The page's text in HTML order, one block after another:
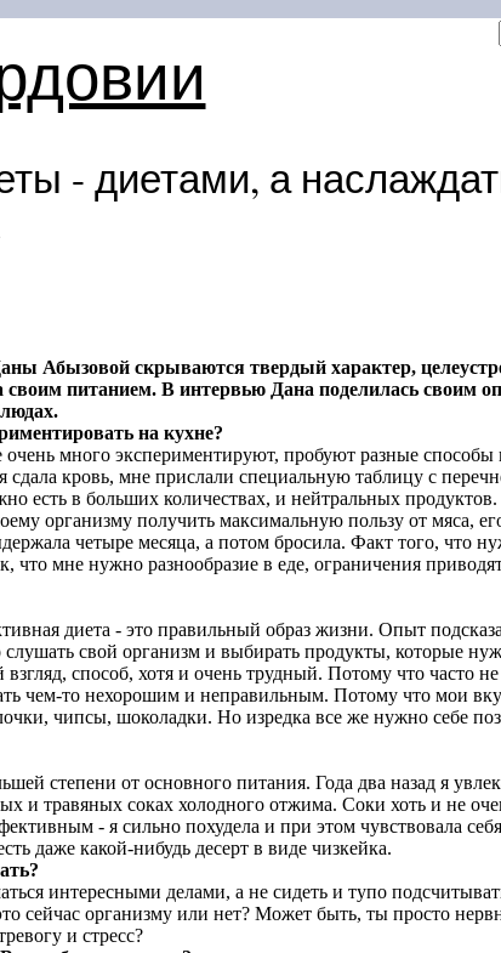
- диетами, а
Абызовой скрываются твердый характер,
своим питанием. В интервью Дана поделилась своим
на кухне?
много экспериментируют, пробуют разные
сдала кровь, мне прислали специальную таблицу с
есть в больших количествах, и нейтральных
организму получить максимальную пользу от мяса,
четыре месяца, а потом бросила. Факт того, что
что мне нужно разнообразие в еде, ограничения
диета - это правильный образ жизни. Опыт
свой организм и выбирать продукты, которые
способ, хотя и очень трудный. Потому что часто
чем-то нехорошим и неправильным. Потому что мои
чипсы, шоколадки. Но изредка все же нужно себе
степени от основного питания. Года два назад я
и травяных соках холодного отжима. Соки хоть и не
- я сильно похудела и при этом чувствовала
даже какой-нибудь десерт в виде чизкейка.
интересными делами, а не сидеть и тупо
сейчас организму или нет? Может быть, ты просто
и стресс?